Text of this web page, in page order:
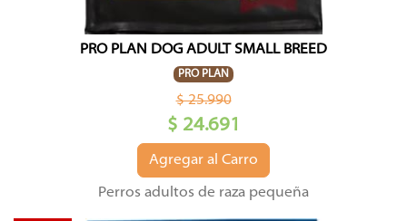
PRO PLAN DOG ADULT SMALL BREED
PRO PLAN
$ 25.990
$ 24.691
Agregar al Carro
Perros adultos de raza pequeña